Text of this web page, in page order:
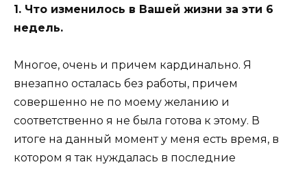
1. Что изменилось в Вашей жизни за эти 6
недель.
Многое, очень и причем кардинально. Я
внезапно осталась без работы, причем
совершенно не по моему желанию и
соответственно я не была готова к этому. В
итоге на данный момент у меня есть время, в
котором я так нуждалась в последние